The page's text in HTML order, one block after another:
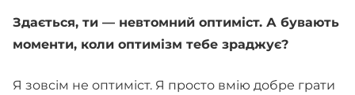
Здається, ти — невтомний оптиміст. А бувають
моменти, коли оптимізм тебе зраджує?
Я зовсім не оптиміст. Я просто вмію добре грати